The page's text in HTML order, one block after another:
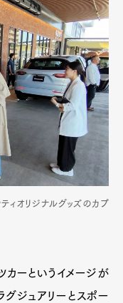
ィオリジナルグッズのカプ
カーというイメージが
グジュアリーとスポー